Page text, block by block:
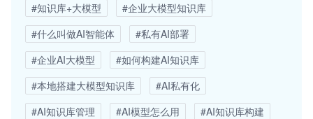
#知识库+大模型
#企业大模型知识库
#什么叫做AI智能体
#私有AI部署
#企业AI大模型
#如何构建AI知识库
#本地搭建大模型知识库
#AI私有化
#AI知识库管理
#AI模型怎么用
#AI知识库构建